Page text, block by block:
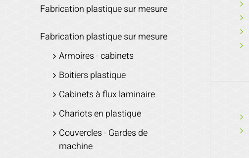
Fabrication plastique sur mesure
Fabrication plastique sur mesure
Armoires - cabinets
Boitiers plastique
Cabinets à flux laminaire
Chariots en plastique
Couvercles - Gardes de
machine